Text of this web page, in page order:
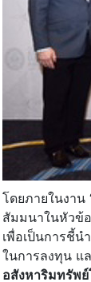
โดยภายในงาน
สัมมนาในหัวข้อ
เพื่อเป็นการชี้น
ในการลงทุน แ
อสังหาริมทรัพ